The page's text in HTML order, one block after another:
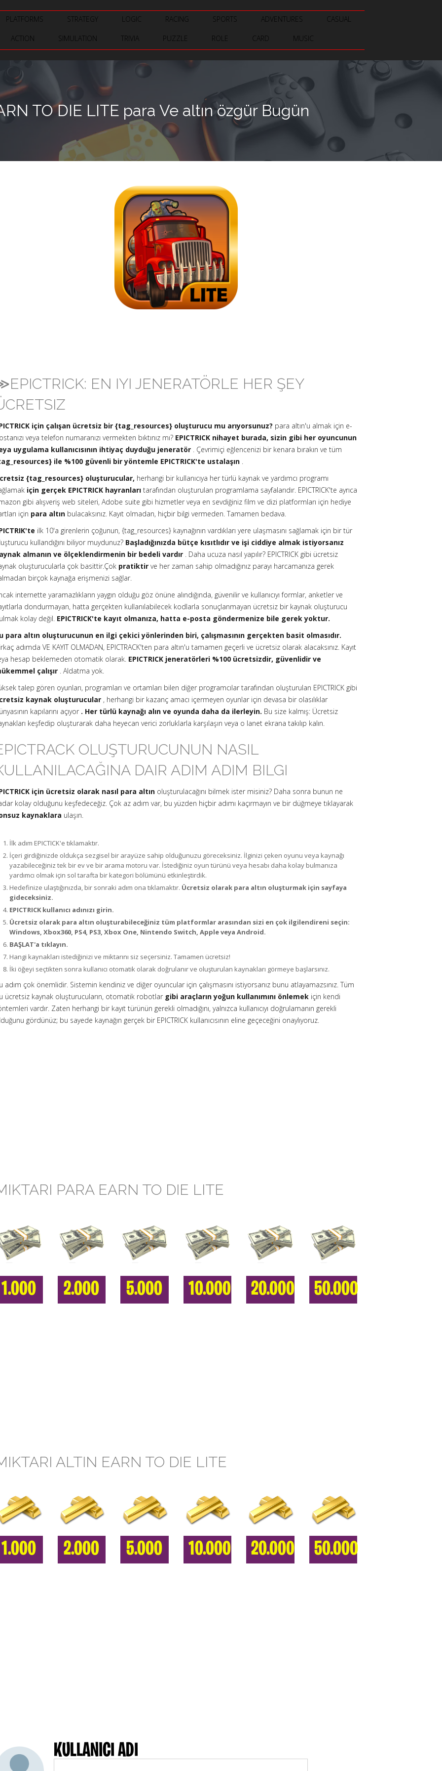
PLATFORMS STRATEGY LOGIC RACING SPORTS ADVENTURES CASUAL
ACTION SIMULATION TRIVIA PUZZLE ROLE CARD MUSIC
TO DIE LITE para Ve altın özgür Bugün
EN IYI JENERATÖRLE HER ŞEY
için çalışan ücretsiz bir {tag_resources} oluşturucu mu arıyorsunuz? para altın'u almak için e-
veya telefon numaranızı vermekten bıktınız mı? EPICTRICK nihayet burada, sizin gibi her oyuncunun
uygulama kullanıcısının ihtiyaç duyduğu jeneratör . Çevrimiçi eğlencenizi bir kenara bırakın ve tüm
ile %100 güvenli bir yöntemle EPICTRICK'te ustalaşın .
{tag_resources} oluşturucular, herhangi bir kullanıcıya her türlü kaynak ve yardımcı programı
için gerçek EPICTRICK hayranları tarafından oluşturulan programlama sayfalarıdır. EPICTRICK'te ayrıca
gibi alışveriş web siteleri, Adobe suite gibi hizmetler veya en sevdiğiniz film ve dizi platformları için hediye
için para altın bulacaksınız. Kayıt olmadan, hiçbir bilgi vermeden. Tamamen bedava.
ilk 10'a girenlerin çoğunun, {tag_resources} kaynağının vardıkları yere ulaşmasını sağlamak için bir tür
kullandığını biliyor muydunuz? Başladığınızda bütçe kısıtlıdır ve işi ciddiye almak istiyorsanız
almanın ve ölçeklendirmenin bir bedeli vardır . Daha ucuza nasıl yapılır? EPICTRICK gibi ücretsiz
oluşturucularla çok basittir.Çok pratiktir ve her zaman sahip olmadığınız parayı harcamanıza gerek
birçok kaynağa erişmenizi sağlar.
internette yaramazlıkların yaygın olduğu göz önüne alındığında, güvenilir ve kullanıcıyı formlar, anketler ve
dondurmayan, hatta gerçekten kullanılabilecek kodlarla sonuçlanmayan ücretsiz bir kaynak oluşturucu
kolay değil. EPICTRICK'te kayıt olmanıza, hatta e-posta göndermenize bile gerek yoktur.
para altın oluşturucunun en ilgi çekici yönlerinden biri, çalışmasının gerçekten basit olmasıdır.
adımda VE KAYIT OLMADAN, EPICTRACK'ten para altın'u tamamen geçerli ve ücretsiz olarak alacaksınız. Kayıt
hesap beklemeden otomatik olarak. EPICTRICK jeneratörleri %100 ücretsizdir, güvenlidir ve
çalışır . Aldatma yok.
talep gören oyunları, programları ve ortamları bilen diğer programcılar tarafından oluşturulan EPICTRICK gibi
kaynak oluşturucular , herhangi bir kazanç amacı içermeyen oyunlar için devasa bir olasılıklar
kapılarını açıyor . Her türlü kaynağı alın ve oyunda daha da ilerleyin. Bu size kalmış: Ücretsiz
keşfedip oluşturarak daha heyecan verici zorluklarla karşılaşın veya o lanet ekrana takılıp kalın.
OLUŞTURUCUNUN NASIL
DAIR ADIM ADIM BILGI
için ücretsiz olarak nasıl para altın oluşturulacağını bilmek ister misiniz? Daha sonra bunun ne
kolay olduğunu keşfedeceğiz. Çok az adım var, bu yüzden hiçbir adımı kaçırmayın ve bir düğmeye tıklayarak
kaynaklara ulaşın.
İlk adım EPICTICK'e tıklamaktır.
İçeri girdiğinizde oldukça sezgisel bir arayüze sahip olduğunuzu göreceksiniz. İlginizi çeken oyunu veya kaynağı
yazabileceğiniz tek bir ev ve bir arama motoru var. İstediğiniz oyun türünü veya hesabı daha kolay bulmanıza
yardımcı olmak için sol tarafta bir kategori bölümünü etkinleştirdik.
Hedefinize ulaştığınızda, bir sonraki adım ona tıklamaktır. Ücretsiz olarak para altın oluşturmak için sayfaya
gideceksiniz.
EPICTRICK kullanıcı adınızı girin.
Ücretsiz olarak para altın oluşturabileceğiniz tüm platformlar arasından sizi en çok ilgilendireni seçin:
Windows, Xbox360, PS4, PS3, Xbox One, Nintendo Switch, Apple veya Android.
BAŞLAT'a tıklayın.
Hangi kaynakları istediğinizi ve miktarını siz seçersiniz. Tamamen ücretsiz!
İki öğeyi seçtikten sonra kullanıcı otomatik olarak doğrulanır ve oluşturulan kaynakları görmeye başlarsınız.
adım çok önemlidir. Sistemin kendiniz ve diğer oyuncular için çalışmasını istiyorsanız bunu atlayamazsınız. Tüm
ücretsiz kaynak oluşturucuların, otomatik robotlar gibi araçların yoğun kullanımını önlemek için kendi
vardır. Zaten herhangi bir kayıt türünün gerekli olmadığını, yalnızca kullanıcıyı doğrulamanın gerekli
gördünüz; bu sayede kaynağın gerçek bir EPICTRICK kullanıcısının eline geçeceğini onaylıyoruz.
PARA EARN TO DIE LITE
1.000 2.000 5.000 10.000 20.000 50.000
ALTIN EARN TO DIE LITE
1.000 2.000 5.000 10.000 20.000 50.000
KULLANICI ADI